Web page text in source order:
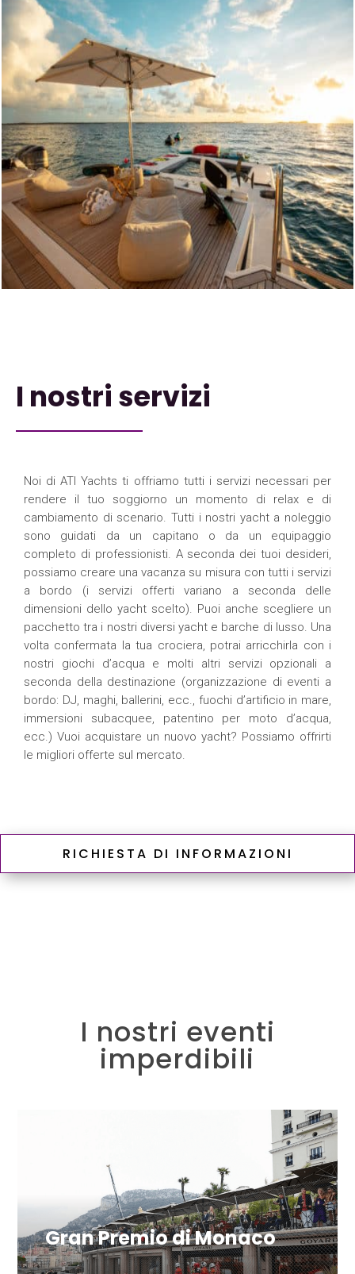
I nostri servizi
Noi di ATI Yachts ti offriamo tutti i servizi necessari per
rendere il tuo soggiorno un momento di relax e di
cambiamento di scenario. Tutti i nostri yacht a noleggio
sono guidati da un capitano o da un equipaggio
completo di professionisti. A seconda dei tuoi desideri,
possiamo creare una vacanza su misura con tutti i servizi
a bordo (i servizi offerti variano a seconda delle
dimensioni dello yacht scelto). Puoi anche scegliere un
pacchetto tra i nostri diversi yacht e barche di lusso. Una
volta confermata la tua crociera, potrai arricchirla con i
nostri giochi d’acqua e molti altri servizi opzionali a
seconda della destinazione (organizzazione di eventi a
bordo: DJ, maghi, ballerini, ecc., fuochi d’artificio in mare,
immersioni subacquee, patentino per moto d’acqua,
ecc.) Vuoi acquistare un nuovo yacht? Possiamo offrirti
le migliori offerte sul mercato.
RICHIESTA DI INFORMAZIONI
I nostri eventi
imperdibili
Gran Premio di Monaco